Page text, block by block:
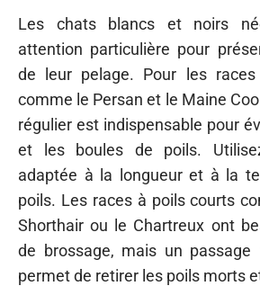
Les chats blancs et noirs
attention particulière pour
de leur pelage. Pour les
comme le Persan et le Maine
régulier est indispensable pour
et les boules de poils.
adaptée à la longueur et à la
poils. Les races à poils courts
Shorthair ou le Chartreux ont
de brossage, mais un passage
permet de retirer les poils morts